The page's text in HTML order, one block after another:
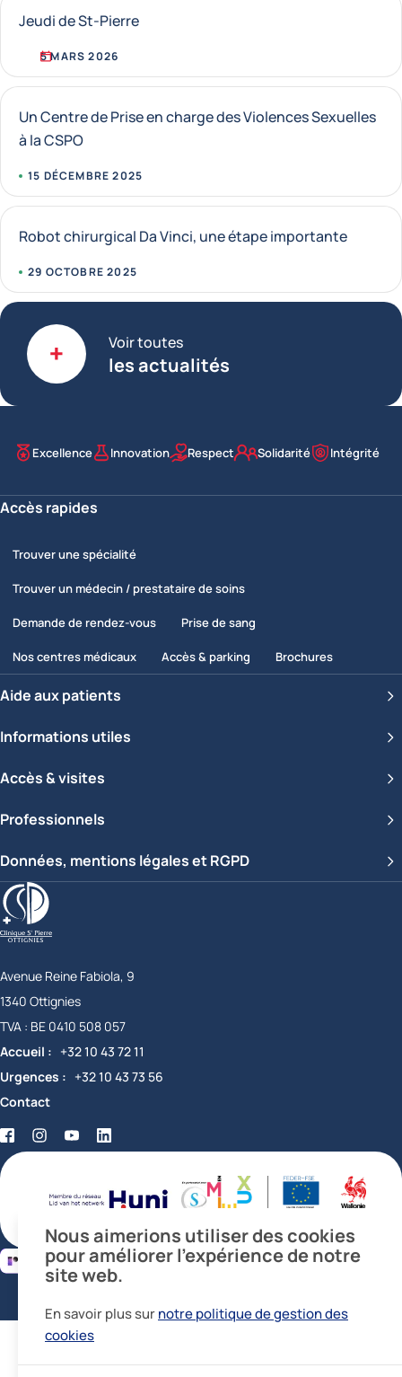
Jeudi de St-Pierre
5 MARS 2026
Un Centre de Prise en charge des Violences Sexuelles
à la CSPO
15 DÉCEMBRE 2025
Robot chirurgical Da Vinci, une étape importante
29 OCTOBRE 2025
Voir toutes
les actualités
Nos valeurs
Excellence Innovation Respect Solidarité Intégrité
Accès rapides
Trouver une spécialité
Trouver un médecin / prestataire de soins
Demande de rendez-vous Prise de sang
Nos centres médicaux Accès & parking Brochures
Aide aux patients
Informations utiles
Accès & visites
Professionnels
Données, mentions légales et RGPD
Clinique Saint-Pierre Ottignies
Avenue Reine Fabiola, 9
1340 Ottignies
Belgique
TVA : BE 0410 508 057
Accueil
+32 10 43 72 11
Urgences
+32 10 43 73 56
Contact
FacebookTwitterYouTubeLinkedIn
certifications
Nous aimerions utiliser des cookies
pour améliorer l’expérience de notre
site web.
En savoir plus surnotre politique de gestion des
cookies